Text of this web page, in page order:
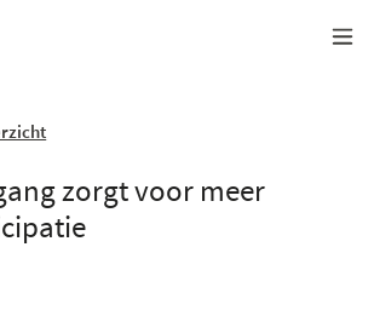
zorgt voor meer